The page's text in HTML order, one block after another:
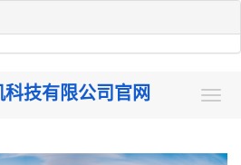
技有限公司官网